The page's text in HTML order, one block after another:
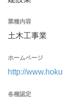
業種内容
土木工事業
ホームページ
http://
各種認定